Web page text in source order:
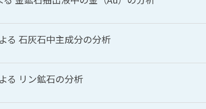
る 石灰石中主成分の分析
る リン鉱石の分析